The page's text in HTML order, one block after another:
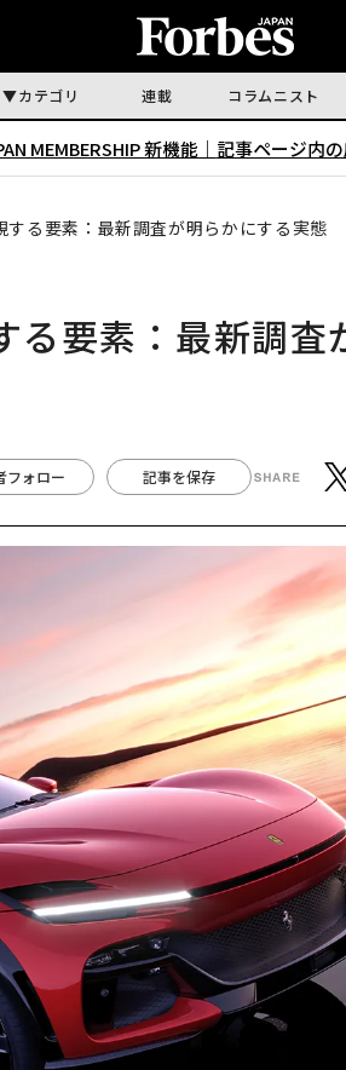
カテゴリ 連載 コラムニスト
MEMBERSHIP 新機能｜ 記事ページ内
る要素：最新調査が明らかにする実態
要素：最新調査
フォロー 記事を保存